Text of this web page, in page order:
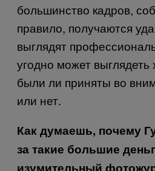
большинство кадров,
правило, получаются
выглядят
угодно может
были ли приняты во
или нет.
Как думаешь, почему
за такие большие
изумительный